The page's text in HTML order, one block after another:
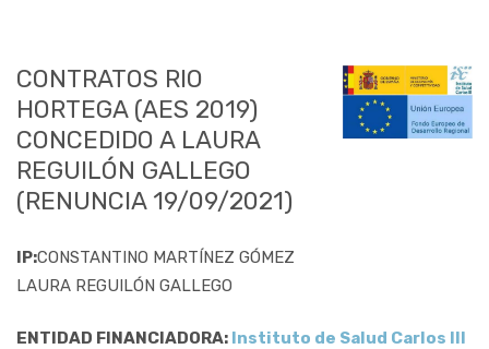
ACCESO PERSONAL
CONTRATOS RIO
HORTEGA (AES 2019)
CONCEDIDO A LAURA
REGUILÓN GALLEGO
(RENUNCIA 19/09/2021)
IP:CONSTANTINO MARTÍNEZ GÓMEZ
LAURA REGUILÓN GALLEGO
ENTIDAD FINANCIADORA: Instituto de Salud Carlos III